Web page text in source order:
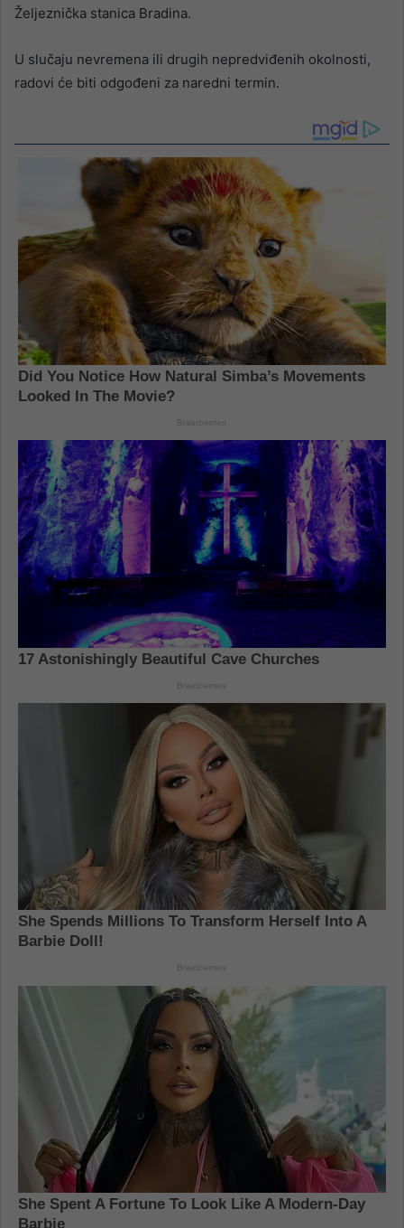
Željeznička stanica Bradina.
U slučaju nevremena ili drugih nepredviđenih okolnosti,
radovi će biti odgođeni za naredni termin.